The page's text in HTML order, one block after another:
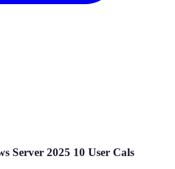
Server 2025 10 User Cals